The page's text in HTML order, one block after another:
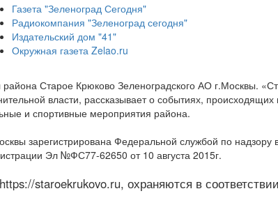
Газета "Зеленоград Сегодня"
Радиокомпания "Зеленоград сегодня"
Издательский дом "41"
Окружная газета Zelao.ru
Старое Крюково Зеленоградского АО г.Москвы.
власти, рассказывает о событиях,
и спортивные мероприятия района.
зарегистрирована Федеральной службой по
Эл №ФС77-62650 от 10 августа 2015г.
staroekrukovo.ru, охраняются в